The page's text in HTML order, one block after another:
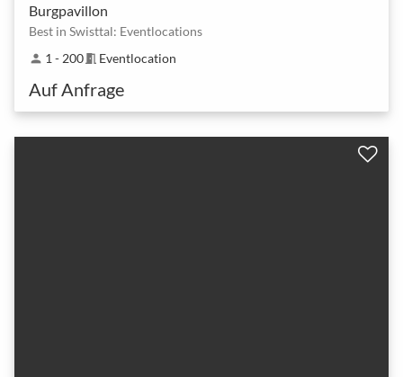
Burgpavillon
Best in Swisttal: Eventlocations
person 1 - 200meeting_room Eventlocation
Auf Anfrage